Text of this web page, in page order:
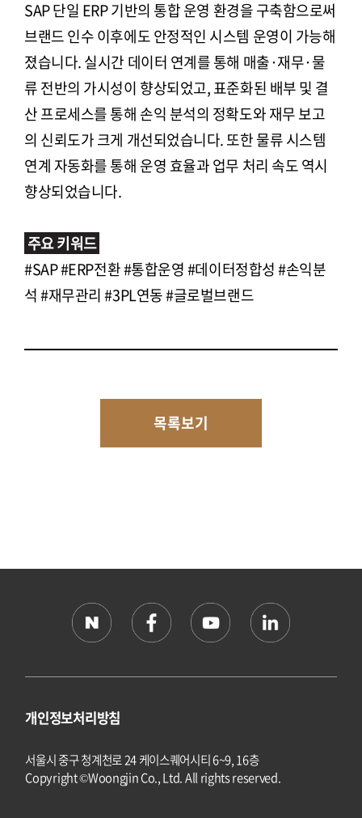
SAP 단일 ERP 기반의 통합 운영 환경을 구축함으로써
브랜드 인수 이후에도 안정적인 시스템 운영이 가능해
졌습니다. 실시간 데이터 연계를 통해 매출·재무·물
류 전반의 가시성이 향상되었고, 표준화된 배부 및 결
산 프로세스를 통해 손익 분석의 정확도와 재무 보고
의 신뢰도가 크게 개선되었습니다. 또한 물류 시스템
연계 자동화를 통해 운영 효율과 업무 처리 속도 역시
향상되었습니다.
주요 키워드
#SAP #ERP전환 #통합운영 #데이터정합성 #손익분
석 #재무관리 #3PL연동 #글로벌브랜드
목록보기
개인정보처리방침
서울시 중구 청계천로 24 케이스퀘어시티 6~9, 16층
Copyright ©Woongjin Co., Ltd. All rights reserved.